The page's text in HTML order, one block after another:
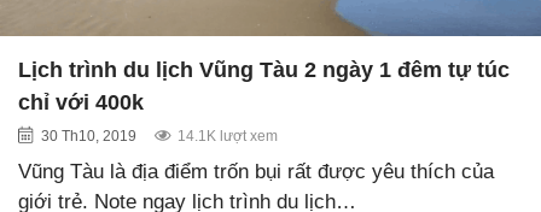
Lịch trình du lịch Vũng Tàu 2 ngày 1 đêm tự túc
chỉ với 400k
30 Th10, 2019 14.1K lượt xem
Vũng Tàu là địa điểm trốn bụi rất được yêu thích của
giới trẻ. Note ngay lịch trình du lịch…